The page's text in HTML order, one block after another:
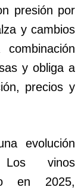
presión por
y cambios
y obliga a
precios y
evolución
Los vinos
en 2025,